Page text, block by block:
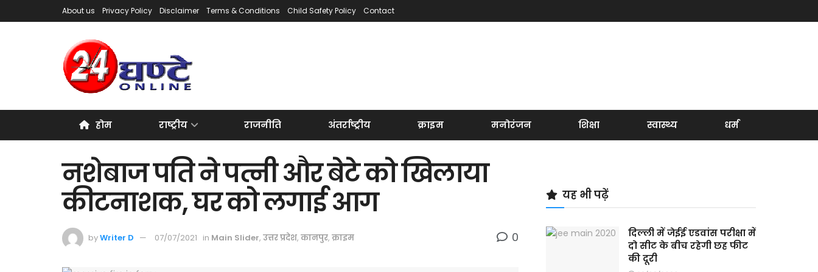
About us Privacy Policy Disclaimer Terms & Conditions Child Safety Policy Contact
होम राष्ट्रीय राजनीति अंतर्राष्ट्रीय क्राइम मनोरंजन शिक्षा स्वास्थ्य धर्म
नशेबाज पति ने पत्नी और बेटे को खिलाया
कीटनाशक, घर को लगाई आग
byWriter D 07/07/2021 in Main Slider, उत्तर प्रदेश, कानपुर, क्राइम 0
यह भी पढ़ें
दिल्ली में जेईई एडवांस परीक्षा में
दो सीट के बीच रहेगी छह फीट
की दूरी